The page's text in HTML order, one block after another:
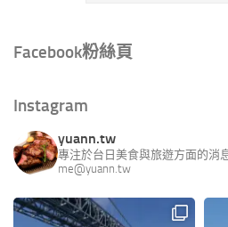
Facebook粉絲頁
Instagram
yuann.tw
專注於台日美食與旅遊方面的消
me@yuann.tw